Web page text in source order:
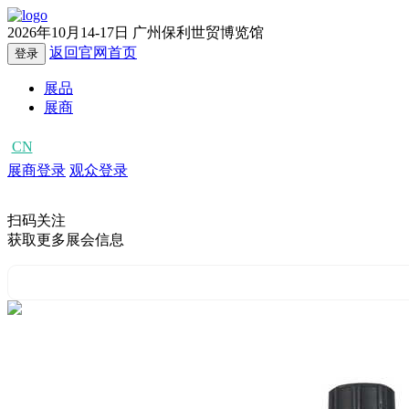
2026年10月14-17日 广州保利世贸博览馆
登录 返回官网首页
展品
展商
CN
展商登录 观众登录
扫码关注
获取更多展会信息